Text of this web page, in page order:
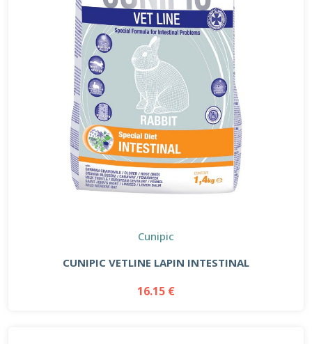
Cunipic
CUNIPIC VETLINE LAPIN INTESTINAL
16.15 €